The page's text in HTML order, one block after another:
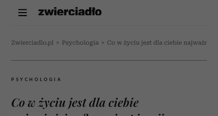
Zwierciadlo.pl > Psychologia > Co w życiu jest dla ciebie
PSYCHOLOGIA
Co w życiu jest dla ciebie